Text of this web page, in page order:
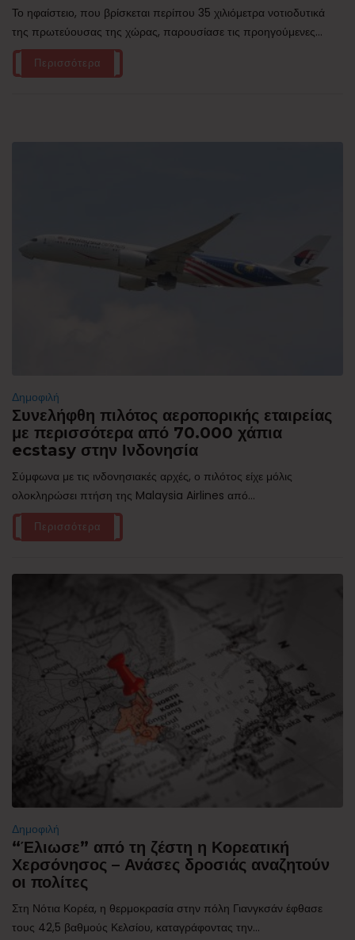
Το ηφαίστειο, που βρίσκεται περίπου 35 χιλιόμετρα νοτιοδυτικά
της πρωτεύουσας της χώρας, παρουσίασε τις προηγούμενες...
Περισσότερα
Δημοφιλή
Συνελήφθη πιλότος αεροπορικής εταιρείας
με περισσότερα από 70.000 χάπια
ecstasy στην Ινδονησία
Σύμφωνα με τις ινδονησιακές αρχές, ο πιλότος είχε μόλις
ολοκληρώσει πτήση της Malaysia Airlines από...
Περισσότερα
Δημοφιλή
“Έλιωσε” από τη ζέστη η Κορεατική
Χερσόνησος – Ανάσες δροσιάς αναζητούν
οι πολίτες
Στη Νότια Κορέα, η θερμοκρασία στην πόλη Γιανγκσάν έφθασε
τους 42,5 βαθμούς Κελσίου, καταγράφοντας την...